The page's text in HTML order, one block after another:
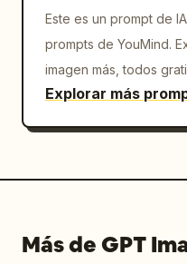
Este es un prompt de
prompts de YouMind.
imagen más, todos
Explorar más
Más de GPT